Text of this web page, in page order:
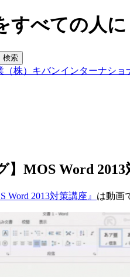
すべての人
（株）キバンインターナショ
】MOS Word
Word 2013対策講座』 は動画